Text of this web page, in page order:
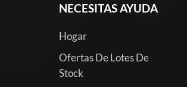
NECESITAS AYUDA
Hogar
Ofertas De Lotes De
Stock